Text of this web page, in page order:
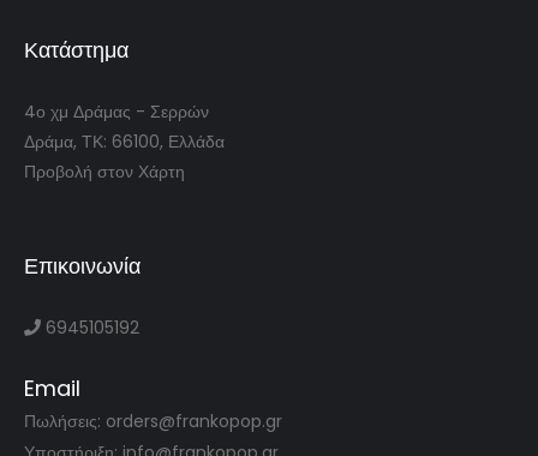
Κατάστημα
4ο χμ Δράμας - Σερρών
Δράμα, ΤΚ: 66100, Ελλάδα
Προβολή στον Χάρτη
Επικοινωνία
6945105192
Email
Πωλήσεις: orders@frankopop.gr